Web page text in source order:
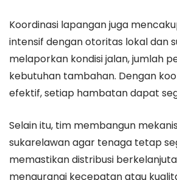
Koordinasi lapangan juga
intensif dengan otoritas lokal dan
melaporkan kondisi jalan, jumlah
kebutuhan tambahan. Dengan
efektif, setiap hambatan dapat
Selain itu, tim membangun
sukarelawan agar tenaga tetap
memastikan distribusi
mengurangi kecepatan atau